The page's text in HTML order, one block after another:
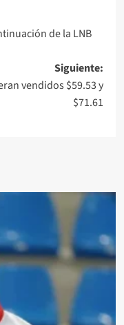
de la LNB
Siguiente:
vendidos $59.53 y
$71.61